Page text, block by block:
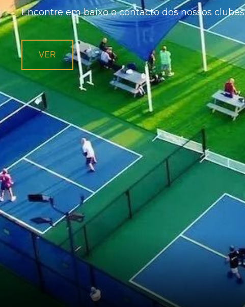
Encontre em baixo o contacto dos nossos clubes
VER